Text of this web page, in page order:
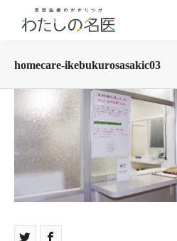
homecare-ikebukurosasakic03